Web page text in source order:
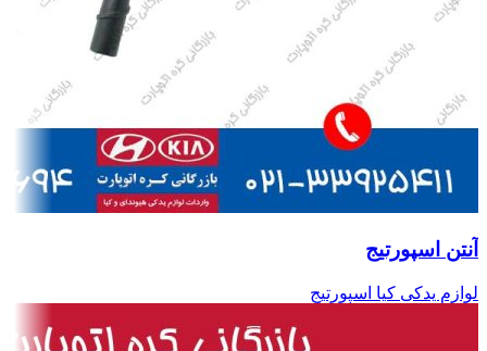
آنتن اسپورتیج
لوازم یدکی کیا اسپورتیج